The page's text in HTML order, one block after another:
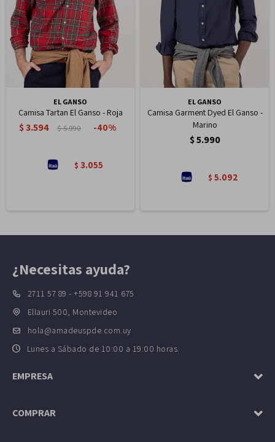
EL GANSO
Camisa Tartan El Ganso - Roja
$3.594 $5.990 40
$ 3.055
EL GANSO
Camisa Garment Dyed El Ganso -
Marino
$5.990
$ 5.092
¿Necesitas ayuda?
2711 57 89 - +598 91 941 675
Ellauri 500, Montevideo
hola@amadeuspde.com.uy
Lunes a Sábado de 10:00 a 19:00 horas.
EMPRESA
COMPRAR